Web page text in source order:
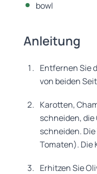
bowl
Anleitung
Entfernen Sie
von beiden
Karotten,
schneiden,
schneiden.
Tomaten). Die
Erhitzen Sie